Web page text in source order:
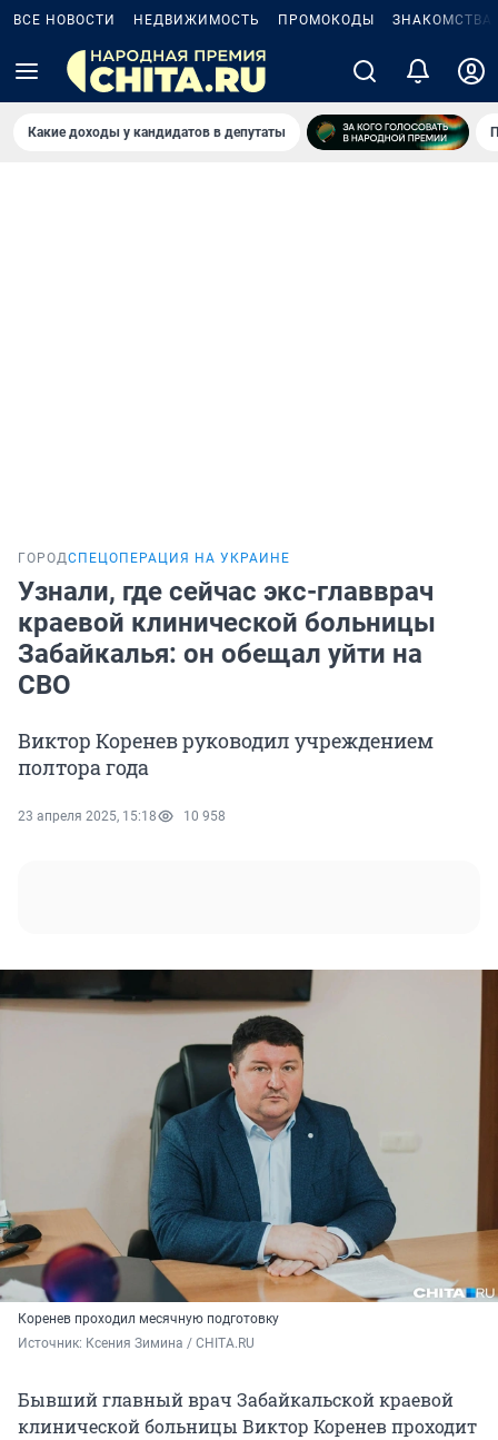
ВСЕ НОВОСТИ НЕДВИЖИМОСТЬ ПРОМОКОДЫ ЗНАКОМСТВА
Какие доходы у кандидатов в депутаты
ГОРОДСПЕЦОПЕРАЦИЯ НА УКРАИНЕ
Узнали, где сейчас экс-главврач
краевой клинической больницы
Забайкалья: он обещал уйти на
СВО
Виктор Коренев руководил учреждением
полтора года
23 апреля 2025, 15:18 10 958
Коренев проходил месячную подготовку
Источник: Ксения Зимина / CHITA.RU
Бывший главный врач Забайкальской краевой
клинической больницы Виктор Коренев проходит